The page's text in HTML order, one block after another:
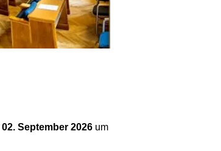
02. September 2026 um